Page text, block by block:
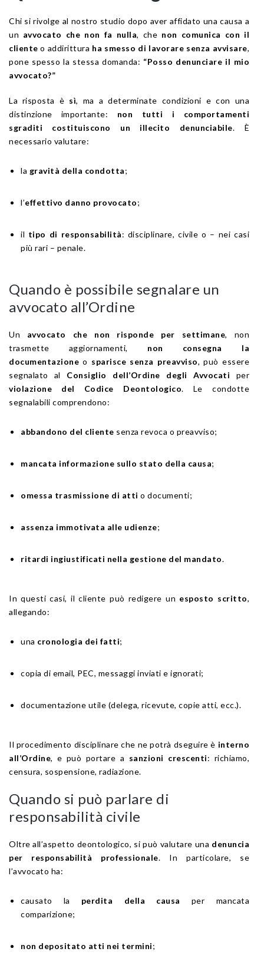
Chi si rivolge al nostro studio dopo aver affidato una causa a
un avvocato che non fa nulla, che non comunica con il
cliente o addirittura ha smesso di lavorare senza avvisare,
pone spesso la stessa domanda: “Posso denunciare il mio
avvocato?”
La risposta è sì, ma a determinate condizioni e con una
distinzione importante: non tutti i comportamenti
sgraditi costituiscono un illecito denunciabile. È
necessario valutare:
la gravità della condotta;
l’effettivo danno provocato;
il tipo di responsabilità: disciplinare, civile o – nei casi
più rari – penale.
Quando è possibile segnalare un
avvocato all’Ordine
Un avvocato che non risponde per settimane, non
trasmette aggiornamenti, non consegna la
documentazione o sparisce senza preavviso, può essere
segnalato al Consiglio dell’Ordine degli Avvocati per
violazione del Codice Deontologico. Le condotte
segnalabili comprendono:
abbandono del cliente senza revoca o preavviso;
mancata informazione sullo stato della causa;
omessa trasmissione di atti o documenti;
assenza immotivata alle udienze;
ritardi ingiustificati nella gestione del mandato.
In questi casi, il cliente può redigere un esposto scritto,
allegando:
una cronologia dei fatti;
copia di email, PEC, messaggi inviati e ignorati;
documentazione utile (delega, ricevute, copie atti, ecc.).
Il procedimento disciplinare che ne potrà dseguire è interno
all’Ordine, e può portare a sanzioni crescenti: richiamo,
censura, sospensione, radiazione.
Quando si può parlare di
responsabilità civile
Oltre all’aspetto deontologico, si può valutare una denuncia
per responsabilità professionale. In particolare, se
l’avvocato ha:
causato la perdita della causa per mancata
comparizione;
non depositato atti nei termini;